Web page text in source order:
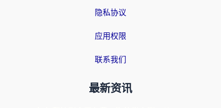
隐私协议
应用权限
联系我们
最新资讯